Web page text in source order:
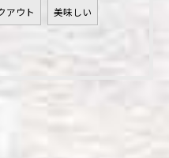
アウト 美味しい